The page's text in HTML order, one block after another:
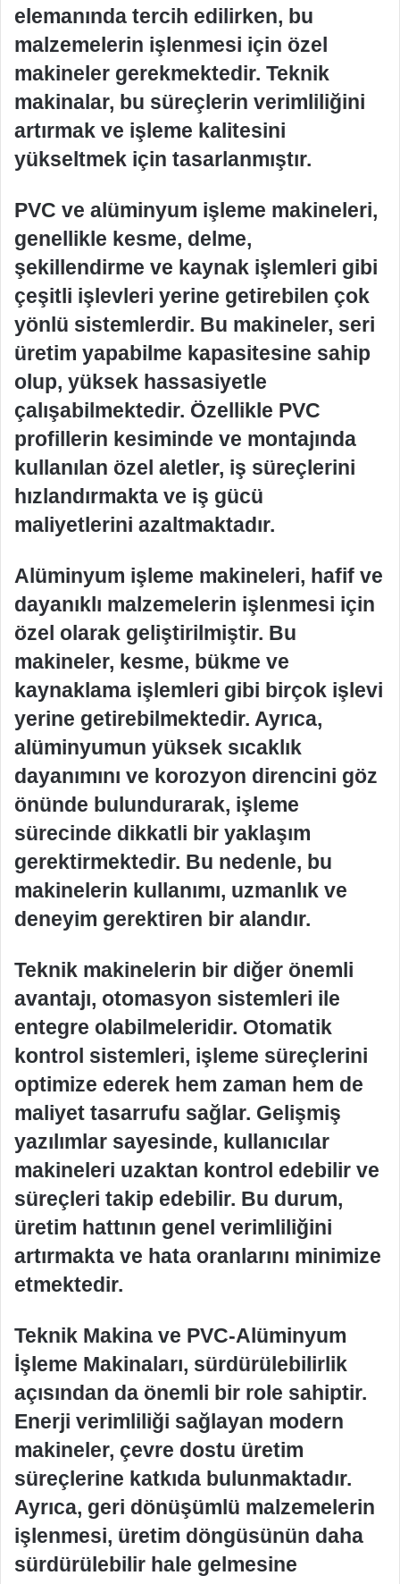
elemanında tercih edilirken, bu
malzemelerin işlenmesi için özel
makineler gerekmektedir. Teknik
makinalar, bu süreçlerin verimliliğini
artırmak ve işleme kalitesini
yükseltmek için tasarlanmıştır.
PVC ve alüminyum işleme makineleri,
genellikle kesme, delme,
şekillendirme ve kaynak işlemleri gibi
çeşitli işlevleri yerine getirebilen çok
yönlü sistemlerdir. Bu makineler, seri
üretim yapabilme kapasitesine sahip
olup, yüksek hassasiyetle
çalışabilmektedir. Özellikle PVC
profillerin kesiminde ve montajında
kullanılan özel aletler, iş süreçlerini
hızlandırmakta ve iş gücü
maliyetlerini azaltmaktadır.
Alüminyum işleme makineleri, hafif ve
dayanıklı malzemelerin işlenmesi için
özel olarak geliştirilmiştir. Bu
makineler, kesme, bükme ve
kaynaklama işlemleri gibi birçok işlevi
yerine getirebilmektedir. Ayrıca,
alüminyumun yüksek sıcaklık
dayanımını ve korozyon direncini göz
önünde bulundurarak, işleme
sürecinde dikkatli bir yaklaşım
gerektirmektedir. Bu nedenle, bu
makinelerin kullanımı, uzmanlık ve
deneyim gerektiren bir alandır.
Teknik makinelerin bir diğer önemli
avantajı, otomasyon sistemleri ile
entegre olabilmeleridir. Otomatik
kontrol sistemleri, işleme süreçlerini
optimize ederek hem zaman hem de
maliyet tasarrufu sağlar. Gelişmiş
yazılımlar sayesinde, kullanıcılar
makineleri uzaktan kontrol edebilir ve
süreçleri takip edebilir. Bu durum,
üretim hattının genel verimliliğini
artırmakta ve hata oranlarını minimize
etmektedir.
Teknik Makina ve PVC-Alüminyum
İşleme Makinaları, sürdürülebilirlik
açısından da önemli bir role sahiptir.
Enerji verimliliği sağlayan modern
makineler, çevre dostu üretim
süreçlerine katkıda bulunmaktadır.
Ayrıca, geri dönüşümlü malzemelerin
işlenmesi, üretim döngüsünün daha
sürdürülebilir hale gelmesine